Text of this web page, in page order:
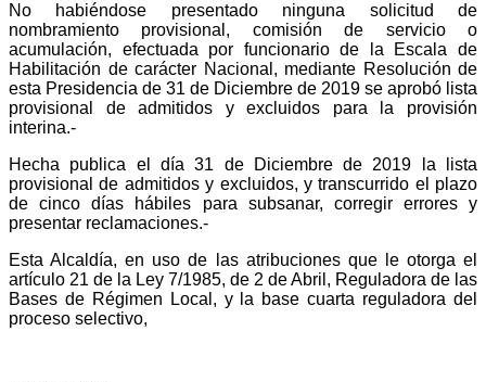
No habiéndose presentado ninguna solicitud de
nombramiento provisional, comisión de servicio o
acumulación, efectuada por funcionario de la Escala de
Habilitación de carácter Nacional, mediante Resolución de
esta Presidencia de 31 de Diciembre de 2019 se aprobó lista
provisional de admitidos y excluidos para la provisión
interina.-
Hecha publica el día 31 de Diciembre de 2019 la lista
provisional de admitidos y excluidos, y transcurrido el plazo
de cinco días hábiles para subsanar, corregir errores y
presentar reclamaciones.-
Esta Alcaldía, en uso de las atribuciones que le otorga el
artículo 21 de la Ley 7/1985, de 2 de Abril, Reguladora de las
Bases de Régimen Local, y la base cuarta reguladora del
proceso selectivo,